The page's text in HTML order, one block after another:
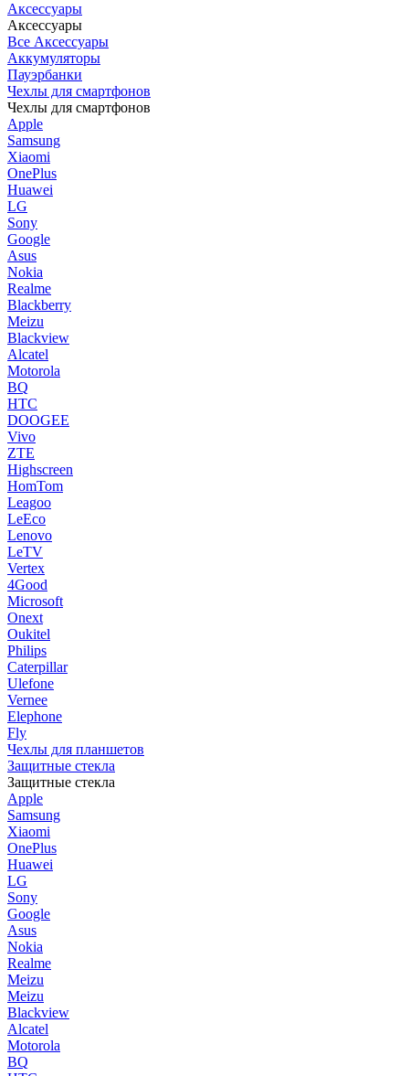
Аксессуары
Аксессуары
Все Аксессуары
Аккумуляторы
Пауэрбанки
Чехлы для смартфонов
Чехлы для смартфонов
Apple
Samsung
Xiaomi
OnePlus
Huawei
LG
Sony
Google
Asus
Nokia
Realme
Blackberry
Meizu
Blackview
Alcatel
Motorola
BQ
HTC
DOOGEE
Vivo
ZTE
Highscreen
HomTom
Leagoo
LeEco
Lenovo
LeTV
Vertex
4Good
Microsoft
Onext
Oukitel
Philips
Caterpillar
Ulefone
Vernee
Elephone
Fly
Чехлы для планшетов
Защитные стекла
Защитные стекла
Apple
Samsung
Xiaomi
OnePlus
Huawei
LG
Sony
Google
Asus
Nokia
Realme
Meizu
Meizu
Blackview
Alcatel
Motorola
BQ